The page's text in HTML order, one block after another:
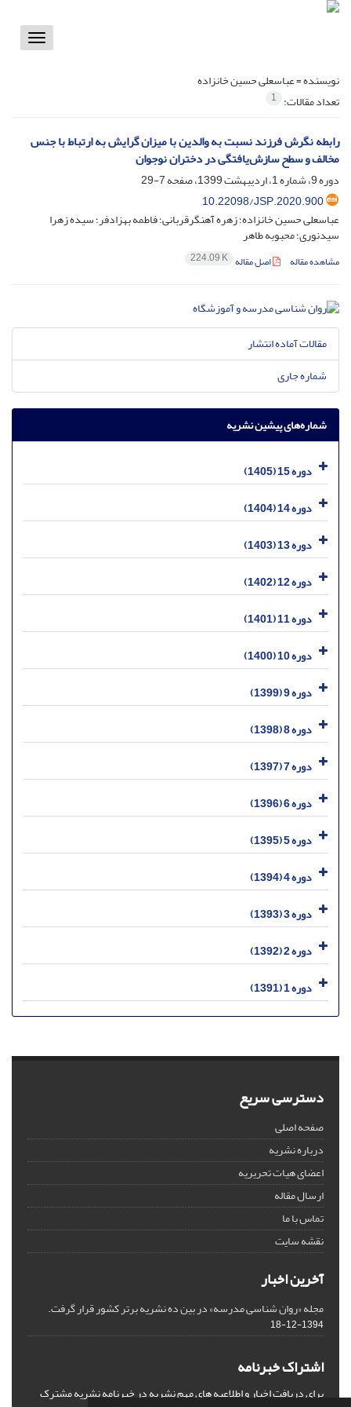
Toggle
نویسنده =عباسعلی حسین خانزاده
تعداد مقالات: 1
رابطه نگرش فرزند نسبت به والدین با میزان گرایش به ارتباط با جنس
مخالف و سطح سازش‌یافتگی در دختران نوجوان
دوره 9، شماره 1، اردیبهشت 1399، صفحه
7-29
10.22098/JSP.2020.900
عباسعلی حسین خانزاده؛ زهره آهنگرقربانی؛ فاطمه بهزادفر؛ سیده زهرا
سیدنوری؛ محبوبه طاهر
مشاهده مقاله اصل مقاله 224.09 K
مقالات آماده انتشار
شماره جاری
شماره‌های پیشین نشریه
دوره 15 (1405)
دوره 14 (1404)
دوره 13 (1403)
دوره 12 (1402)
دوره 11 (1401)
دوره 10 (1400)
دوره 9 (1399)
دوره 8 (1398)
دوره 7 (1397)
دوره 6 (1396)
دوره 5 (1395)
دوره 4 (1394)
دوره 3 (1393)
دوره 2 (1392)
دوره 1 (1391)
دسترسی سریع
صفحه اصلی
درباره نشریه
اعضای هیات تحریریه
ارسال مقاله
تماس با ما
نقشه سایت
آخرین اخبار
مجله «روان شناسی مدرسه» در بین ده نشریه برتر کشور قرار گرفت.
1394-12-18
اشتراک خبرنامه
برای دریافت اخبار و اطلاعیه های مهم نشریه در خبرنامه نشریه مشترک